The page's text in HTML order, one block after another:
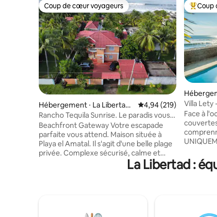
Coup de cœur voyageurs
Coup de cœur voyageurs
Hébergement ⋅ La Libertad,
El Salvador
Évaluation moyenne
4,94 (219)
Rancho Tequila Sunrise. Le paradis vous
attend
Beachfront Gateway Votre escapade
parfaite vous attend. Maison située à
Playa el Amatal. Il s'agit d'une belle plage
privée. Complexe sécurisé, calme et
fermé. À seulement 25 minutes de Surf
City et à 30 minutes de l'aéroport. La
Coups
Coup
Villa Lety
Face à
tous les
INVITÉS
La Libertad :